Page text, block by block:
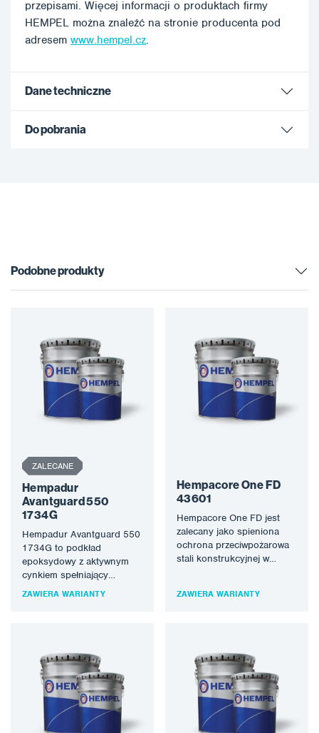
przepisami. Więcej informacji o produktach firmy
HEMPEL można znaleźć na stronie producenta pod
adresem www.hempel.cz.
Dane techniczne
Do pobrania
Podobne produkty
ZALECANE
Hempadur
Avantguard 550
1734G
Hempadur Avantguard 550
1734G to podkład
epoksydowy z aktywnym
cynkiem spełniający
wymagania poziomu 3, typu
ZAWIERA WARIANTY
Hempacore One FD
43601
Hempacore One FD jest
zalecany jako spieniona
ochrona przeciwpożarowa
stali konstrukcyjnej w
eksploatacji do typu X…
ZAWIERA WARIANTY